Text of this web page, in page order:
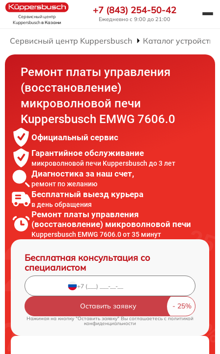
Сервисный центр
Kuppersbuschв Казани
+7 (843) 254-50-42
Ежедневно с 9:00 до 21:00
Сервисный центр Kuppersbusch Каталог устройств
Ремонт платы управления
(восстановление)
микроволновой печи
Kuppersbusch EMWG 7606.0
Официальный сервис
Гарантийное обслуживание
микроволновой печи Kuppersbusch до 3 лет
Диагностика за наш счет,
ремонт по желанию
Бесплатный выезд курьера
в день обращения
Ремонт платы управления
(восстановление) микроволновой печи
Kuppersbusch EMWG 7606.0 от 35 минут
Бесплатная консультация со
специалистом
Оставить заявку
Нажимая на кнопку "Оставить заявку" Вы соглашаетесь c политикой
конфиденциальности